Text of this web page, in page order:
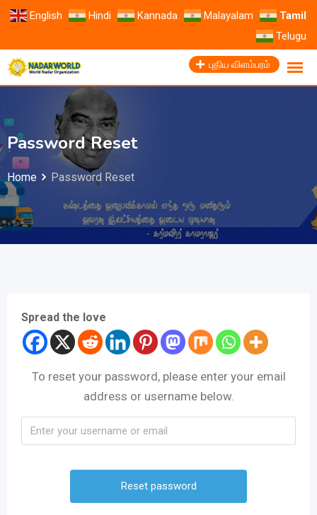
English Hindi Kannada Malayalam
Tamil
Telugu
புதிய விளம்பரம்
Password Reset
Home Password Reset
Spread the love
To reset your password, please enter your email
address or username below.